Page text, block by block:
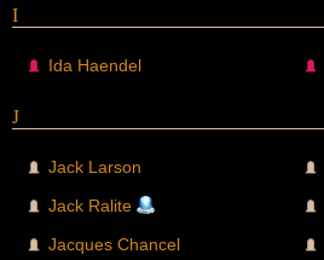
I
Ida Haendel
J
Jack Larson
Jack Ralite
Jacques Chancel